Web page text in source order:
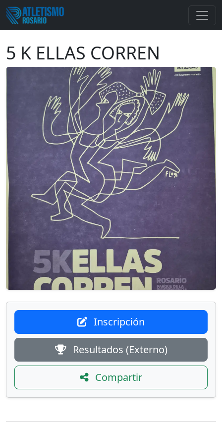
5 K ELLAS CORREN
Inscripción
Resultados (Externo)
Compartir